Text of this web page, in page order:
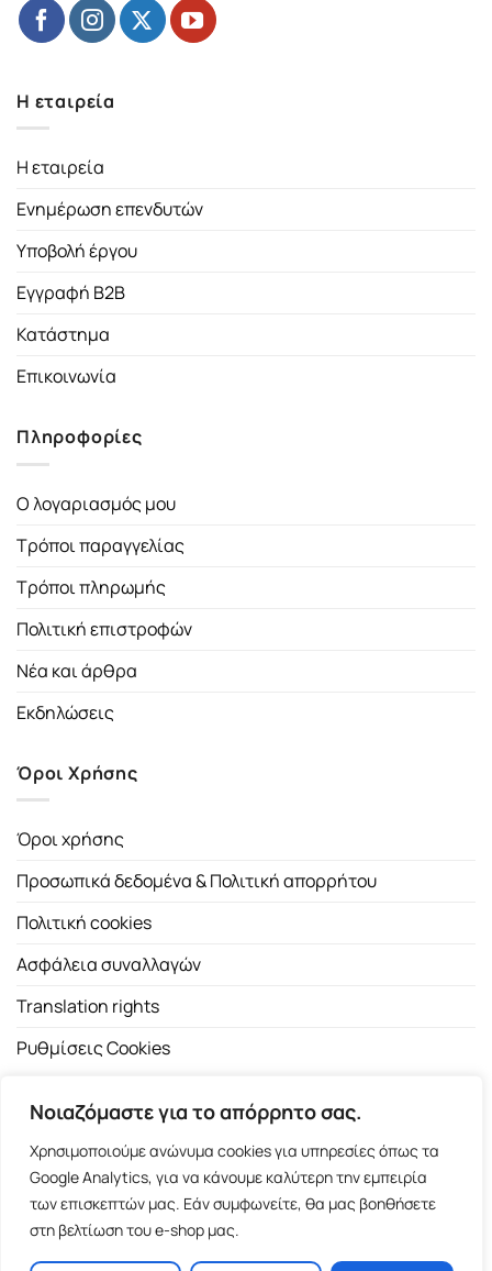
Νοιαζόμαστε για το απόρρητο σας.
Χρησιμοποιούμε ανώνυμα cookies για υπηρεσίες όπως τα
Google Analytics, για να κάνουμε καλύτερη την εμπειρία
των επισκεπτών μας. Εάν συμφωνείτε, θα μας βοηθήσετε
στη βελτίωση του e-shop μας.
Η εταιρεία
Η εταιρεία
Ενημέρωση επενδυτών
Υποβολή έργου
Εγγραφή B2B
Κατάστημα
Επικοινωνία
Πληροφορίες
Ο λογαριασμός μου
Τρόποι παραγγελίας
Τρόποι πληρωμής
Πολιτική επιστροφών
Νέα και άρθρα
Εκδηλώσεις
Όροι Χρήσης
Όροι χρήσης
Προσωπικά δεδομένα & Πολιτική απορρήτου
Πολιτική cookies
Ασφάλεια συναλλαγών
Translation rights
Ρυθμίσεις Cookies
Copyright 2026 ©Εκδοτικός Οίκος Α.Α. Λιβάνη| All rights
reserved.
Σόλωνος 98, 10680 Αθήνα | Τ:2103661200- F: 2103617791